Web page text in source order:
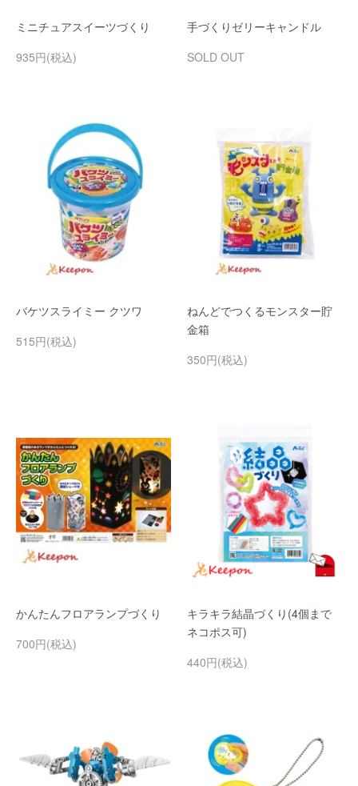
ミニチュアスイーツづくり
935円(税込)
手づくりゼリーキャンドル
SOLD OUT
バケツスライミー クツワ
515円(税込)
ねんどでつくるモンスター貯
金箱
350円(税込)
かんたんフロアランプづくり
700円(税込)
キラキラ結晶づくり(4個まで
ネコポス可)
440円(税込)